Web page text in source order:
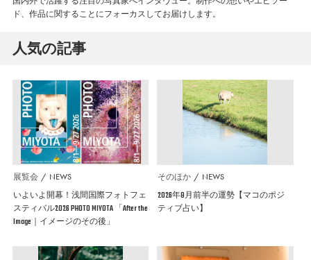
ド、作品に関することにフォーカスしてお届けします。
人気の記事
展覧会 NEWS
いよいよ開幕！浅間国際フォトフェ
スティバル2026 PHOTO MIYOTA 「After the
Image｜イメージのその後」
そのほか NEWS
2026年8月前半の運勢【マコのポジ
ティブ占い】